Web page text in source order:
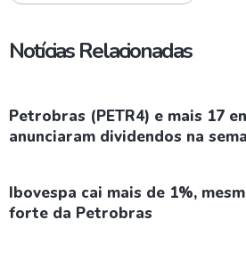
Notícias Relacionadas
Petrobras (PETR4) e mais 17
anunciaram dividendos na
Ibovespa cai mais de 1%,
forte da Petrobras